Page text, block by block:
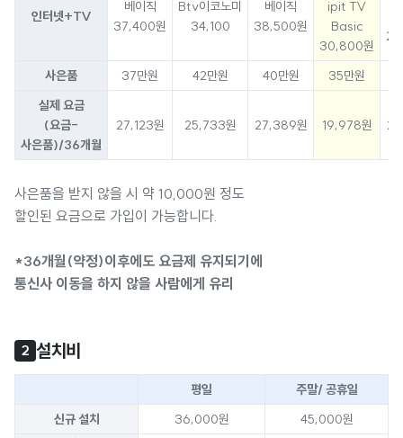
인터넷+TV
베이직
37,400원
Btv이코노미
34,100
베이직
38,500원
ipit TV
Basic
30,800원
사은품 37만원 42만원 40만원 35만원
실제 요금
(요금-
사은품)/36개월
27,123원 25,733원 27,389원 19,978원
사은품을 받지 않을 시 약 10,000원 정도
할인된 요금으로 가입이 가능합니다.
*36개월(약정)이후에도 요금제 유지되기에
통신사 이동을 하지 않을 사람에게 유리
2 설치비
평일
주말/ 공휴일
신규 설치
36,000원 45,000원